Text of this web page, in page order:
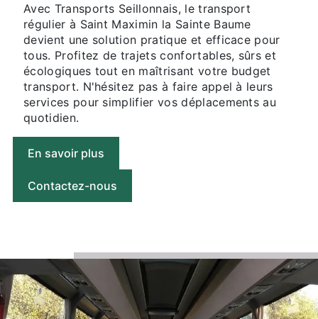
Avec Transports Seillonnais, le transport
régulier à Saint Maximin la Sainte Baume
devient une solution pratique et efficace pour
tous. Profitez de trajets confortables, sûrs et
écologiques tout en maîtrisant votre budget
transport. N'hésitez pas à faire appel à leurs
services pour simplifier vos déplacements au
quotidien.
En savoir plus
Contactez-nous